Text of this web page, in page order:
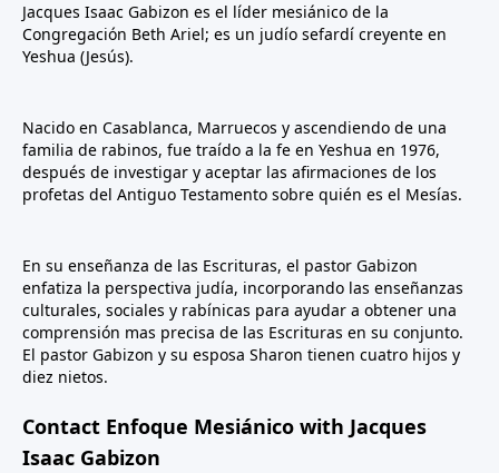
Jacques Isaac Gabizon es el líder mesiánico de la
Congregación Beth Ariel; es un judío sefardí creyente en
Yeshua (Jesús).
Nacido en Casablanca, Marruecos y ascendiendo de una
familia de rabinos, fue traído a la fe en Yeshua en 1976,
después de investigar y aceptar las afirmaciones de los
profetas del Antiguo Testamento sobre quién es el Mesías.
En su enseñanza de las Escrituras, el pastor Gabizon
enfatiza la perspectiva judía, incorporando las enseñanzas
culturales, sociales y rabínicas para ayudar a obtener una
comprensión mas precisa de las Escrituras en su conjunto.
El pastor Gabizon y su esposa Sharon tienen cuatro hijos y
diez nietos.
Contact Enfoque Mesiánico with Jacques
Isaac Gabizon